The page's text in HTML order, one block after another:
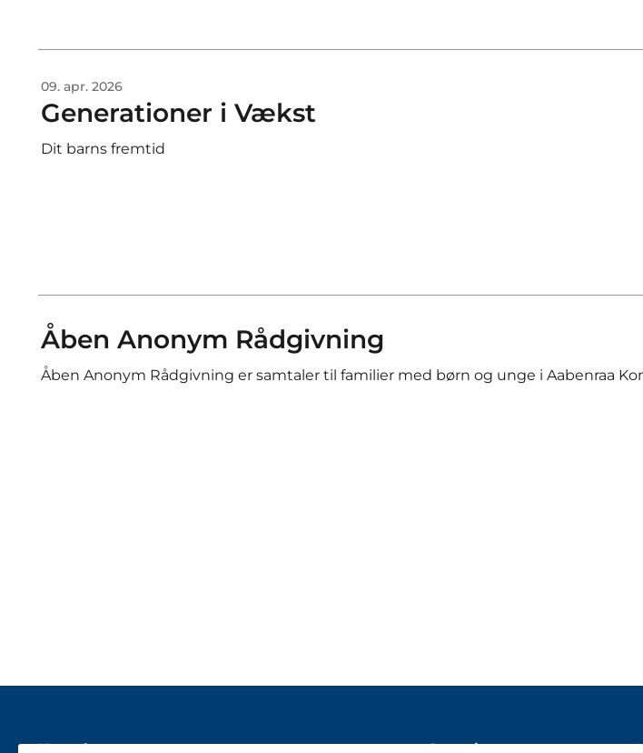
09. apr. 2026
Generationer i Vækst
Dit barns fremtid
Åben Anonym Rådgivning
Åben Anonym Rådgivning er samtaler til familier med børn og unge i Aabenraa
Kontakt Genveje